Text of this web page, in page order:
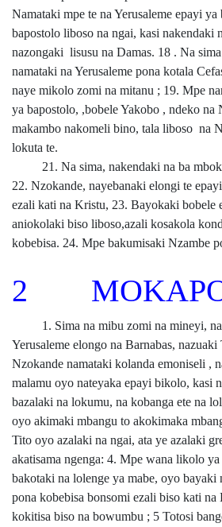
Namataki mpe te na Yerusaleme epayi ya
bapostolo liboso na ngai, kasi nakendaki
nazongaki lisusu na Damas. 18 . Na
namataki na Yerusaleme pona kotala
naye mikolo zomi na mitanu ; 19. Mpe
ya bapostolo, ,bobele Yakobo , ndeko
makambo nakomeli bino, tala liboso na
lokuta te.
21. Na sima, nakendaki na ba
22. Nzokande, nayebanaki elongi te
ezali kati na Kristu, 23. Bayokaki bobele
aniokolaki biso liboso,azali kosakola
kobebisa. 24. Mpe bakumisaki Nzambe
2
1. Sima na mibu zomi na mineyi,
Yerusaleme elongo na Barnabas,
Nzokande namataki kolanda emoniseli ,
malamu oyo nateyaka epayi bikolo, kasi
bazalaki na lokumu, na kobanga ete na
oyo akimaki mbangu to akokimaka
Tito oyo azalaki na ngai, ata ye azalaki
akatisama ngenga: 4. Mpe wana likolo
bakotaki na lolenge ya mabe, oyo bayaki
pona kobebisa bonsomi ezali biso kati na
kokitisa biso na bowumbu ; 5 Totosi